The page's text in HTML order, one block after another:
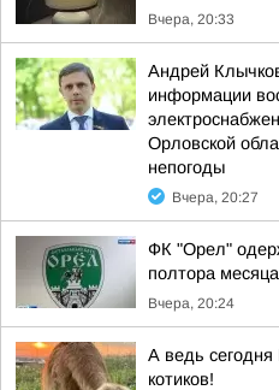
Вчера, 20:33
Андрей
информации
Орловской
непогоды
Вчера, 20:27
ФК "Орел"
полтора месяца
Вчера, 20:24
А ведь
котиков!